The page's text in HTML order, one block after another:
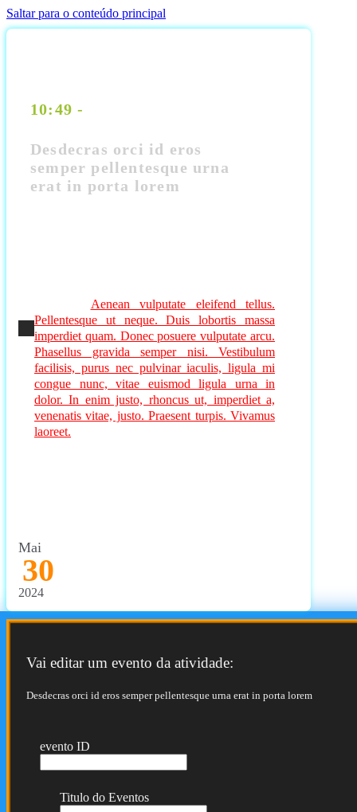
Saltar para o conteúdo principal
10:49 -
Desdecras orci id eros
semper pellentesque urna
erat in porta lorem
Aenean vulputate eleifend tellus.
Pellentesque ut neque. Duis lobortis massa
imperdiet quam. Donec posuere vulputate arcu.
Phasellus gravida semper nisi. Vestibulum
facilisis, purus nec pulvinar iaculis, ligula mi
congue nunc, vitae euismod ligula urna in
dolor. In enim justo, rhoncus ut, imperdiet a,
venenatis vitae, justo. Praesent turpis. Vivamus
laoreet.
Mai
30
2024
Vai editar um evento da atividade:
Desdecras orci id eros semper pellentesque urna erat in porta lorem
evento ID
Titulo do Eventos